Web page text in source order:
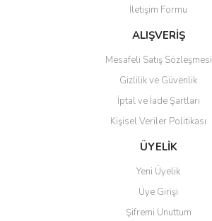
Ürün fiyatı diğer sitelerden daha pahalı.
Bu ürüne benzer farklı alternatifler olmalı.
Gönder
İletişim Formu
ALIŞVERİŞ
Mesafeli Satış Sözleşmesi
Gizlilik ve Güvenlik
İptal ve İade Şartları
Kişisel Veriler Politikası
ÜYELİK
Yeni Üyelik
Üye Girişi
Şifremi Unuttum